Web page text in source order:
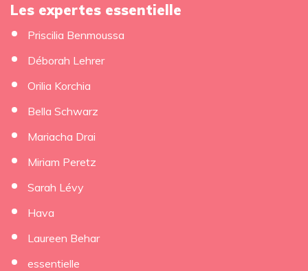
Les expertes essentielle
Priscilia Benmoussa
Déborah Lehrer
Orilia Korchia
Bella Schwarz
Mariacha Drai
Miriam Peretz
Sarah Lévy
Hava
Laureen Behar
essentielle